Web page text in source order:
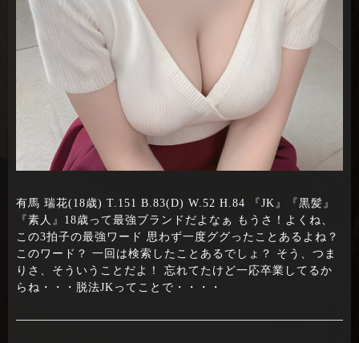
有馬 瑞花(18歳) T.151 B.83(D) W.52 H.84 『JK』『黒髪』
『素人』18歳って最強ブランドだよなぁ もうさ！よくね、
この3拍子の最強ワード 思わず一度ググったことあるよね？
このワード？ 一回は検索したことあるでしょ？ そう、つま
りさ、そういうことだよ！ 忘れてたけど一応卒業してるか
らね・・・脱法JKってことで・・・・